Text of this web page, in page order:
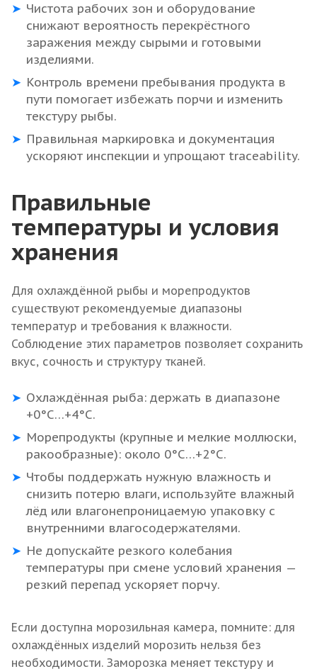
Чистота рабочих зон и оборудование
снижают вероятность перекрёстного
заражения между сырыми и готовыми
изделиями.
Контроль времени пребывания продукта в
пути помогает избежать порчи и изменить
текстуру рыбы.
Правильная маркировка и документация
ускоряют инспекции и упрощают traceability.
Правильные
температуры и условия
хранения
Для охлаждённой рыбы и морепродуктов
существуют рекомендуемые диапазоны
температур и требования к влажности.
Соблюдение этих параметров позволяет сохранить
вкус, сочность и структуру тканей.
Охлаждённая рыба: держать в диапазоне
+0°C…+4°C.
Морепродукты (крупные и мелкие моллюски,
ракообразные): около 0°C…+2°C.
Чтобы поддержать нужную влажность и
снизить потерю влаги, используйте влажный
лёд или влагонепроницаемую упаковку с
внутренними влагосодержателями.
Не допускайте резкого колебания
температуры при смене условий хранения —
резкий перепад ускоряет порчу.
Если доступна морозильная камера, помните: для
охлаждённых изделий морозить нельзя без
необходимости. Заморозка меняет текстуру и